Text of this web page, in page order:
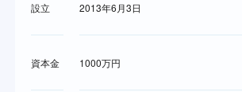
設立 2013年6月3日
資本金 1000万円